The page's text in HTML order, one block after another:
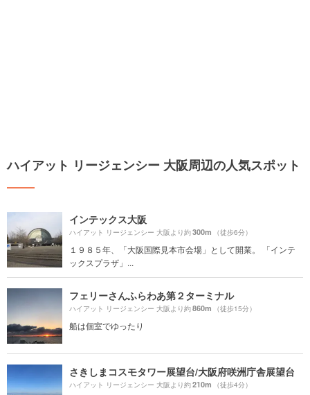
ハイアット リージェンシー 大阪周辺の人気スポット
インテックス大阪
ハイアット リージェンシー 大阪より約300m （徒歩6分）
１９８５年、「大阪国際見本市会場」として開業。 「インテ
ックスプラザ」...
フェリーさんふらわあ第２ターミナル
ハイアット リージェンシー 大阪より約860m （徒歩15分）
船は個室でゆったり
さきしまコスモタワー展望台/大阪府咲洲庁舎展望台
ハイアット リージェンシー 大阪より約210m （徒歩4分）